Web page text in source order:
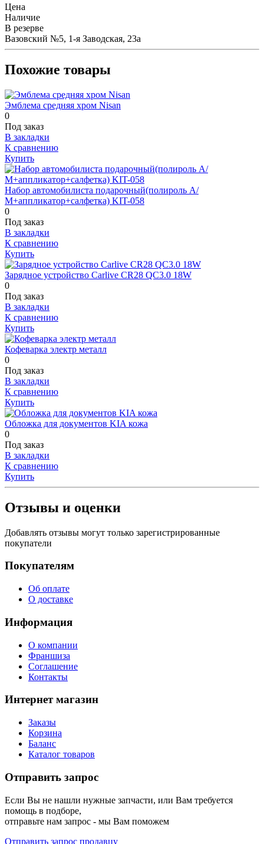
Цена
Наличие
В резерве
Вазовский №5, 1-я Заводская, 23а
Похожие товары
Эмблема средняя хром Nisan
0
Под заказ
В закладки
К сравнению
Купить
Набор автомобилиста подарочный(полироль А/
М+аппликатор+салфетка) KIT-058
0
Под заказ
В закладки
К сравнению
Купить
Зарядное устройство Carlive CR28 QC3.0 18W
0
Под заказ
В закладки
К сравнению
Купить
Кофеварка электр металл
0
Под заказ
В закладки
К сравнению
Купить
Обложка для документов KIA кожа
0
Под заказ
В закладки
К сравнению
Купить
Отзывы и оценки
Добавлять отзывы могут только зарегистрированные
покупатели
Покупателям
Об оплате
О доставке
Информация
О компании
Франшиза
Соглашение
Контакты
Интернет магазин
Заказы
Корзина
Баланс
Каталог товаров
Отправить запрос
Если Вы не нашли нужные запчасти, или Вам требуется
помощь в подборе,
отправьте нам запрос - мы Вам поможем
Отправить запрос продавцу